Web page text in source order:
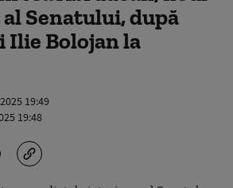
Senatului, după
Ilie Bolojan la
19:49
19:48